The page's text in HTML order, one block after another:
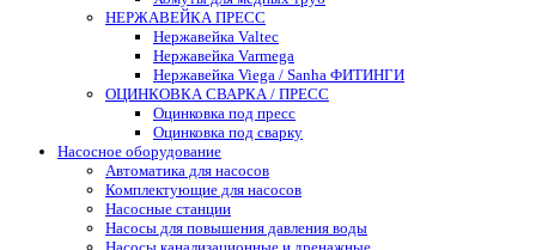
НЕРЖАВЕЙКА ПРЕСС
Нержавейка Valtec
Нержавейка Varmega
Нержавейка Viega / Sanha ФИТИНГИ
ОЦИНКОВКА СВАРКА / ПРЕСС
Оцинковка под пресс
Оцинковка под сварку
Насосное оборудование
Автоматика для насосов
Комплектующие для насосов
Насосные станции
Насосы для повышения давления воды